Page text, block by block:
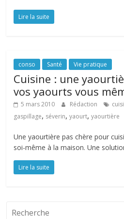
Lire la suite
conso Santé Vie pratique
Cuisine : une
vos yaourts vous
5 mars 2010 Rédaction
gaspillage, séverin,yaourt,yaourtière
Une yaourtière pas chère pour
soi-même à la maison. Une
Lire la suite